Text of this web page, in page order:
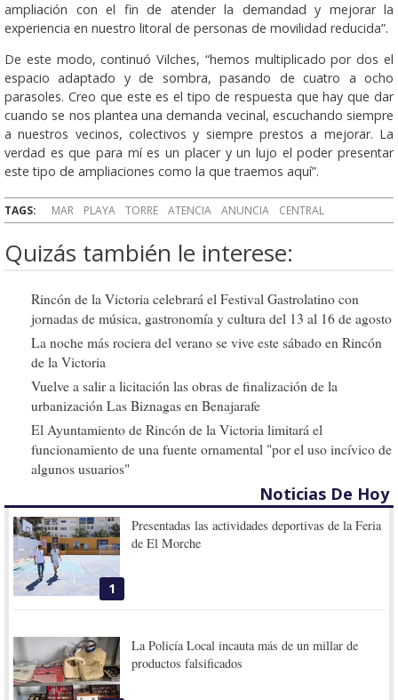
ampliación con el fin de atender la demandad y mejorar la
experiencia en nuestro litoral de personas de movilidad reducida”.
De este modo, continuó Vilches, “hemos multiplicado por dos el
espacio adaptado y de sombra, pasando de cuatro a ocho
parasoles. Creo que este es el tipo de respuesta que hay que dar
cuando se nos plantea una demanda vecinal, escuchando siempre
a nuestros vecinos, colectivos y siempre prestos a mejorar. La
verdad es que para mí es un placer y un lujo el poder presentar
este tipo de ampliaciones como la que traemos aquí”.
TAGS: MAR PLAYA TORRE ATENCIA ANUNCIA CENTRAL
Quizás también le interese:
Rincón de la Victoria celebrará el Festival Gastrolatino con
jornadas de música, gastronomía y cultura del 13 al 16 de agosto
La noche más rociera del verano se vive este sábado en Rincón
de la Victoria
Vuelve a salir a licitación las obras de finalización de la
urbanización Las Biznagas en Benajarafe
El Ayuntamiento de Rincón de la Victoria limitará el
funcionamiento de una fuente ornamental "por el uso incívico de
algunos usuarios"
Noticias De Hoy
1
Presentadas las actividades deportivas de la Feria
de El Morche
La Policía Local incauta más de un millar de
productos falsificados